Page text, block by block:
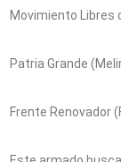
Movimiento Libres
Patria Grande
Frente Renovador